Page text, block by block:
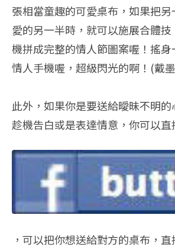
張相當童趣的可愛桌布，如果把
愛的另一半時，就可以施展合體
機拼成完整的情人節圖案喔！搖
情人手機喔，超級閃光的啊！(戴
此外，如果你是要送給曖昧不明
趁機告白或是表達情意，你可以直
，可以把你想送給對方的桌布，